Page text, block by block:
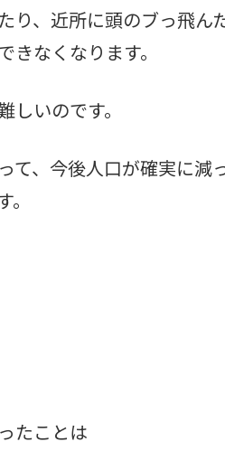
り、近所に頭のブっ飛ん
きなくなります。
しいのです。
て、今後人口が確実に減
たことは